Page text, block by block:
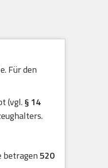
Für den
(vgl.§ 14
betragen520